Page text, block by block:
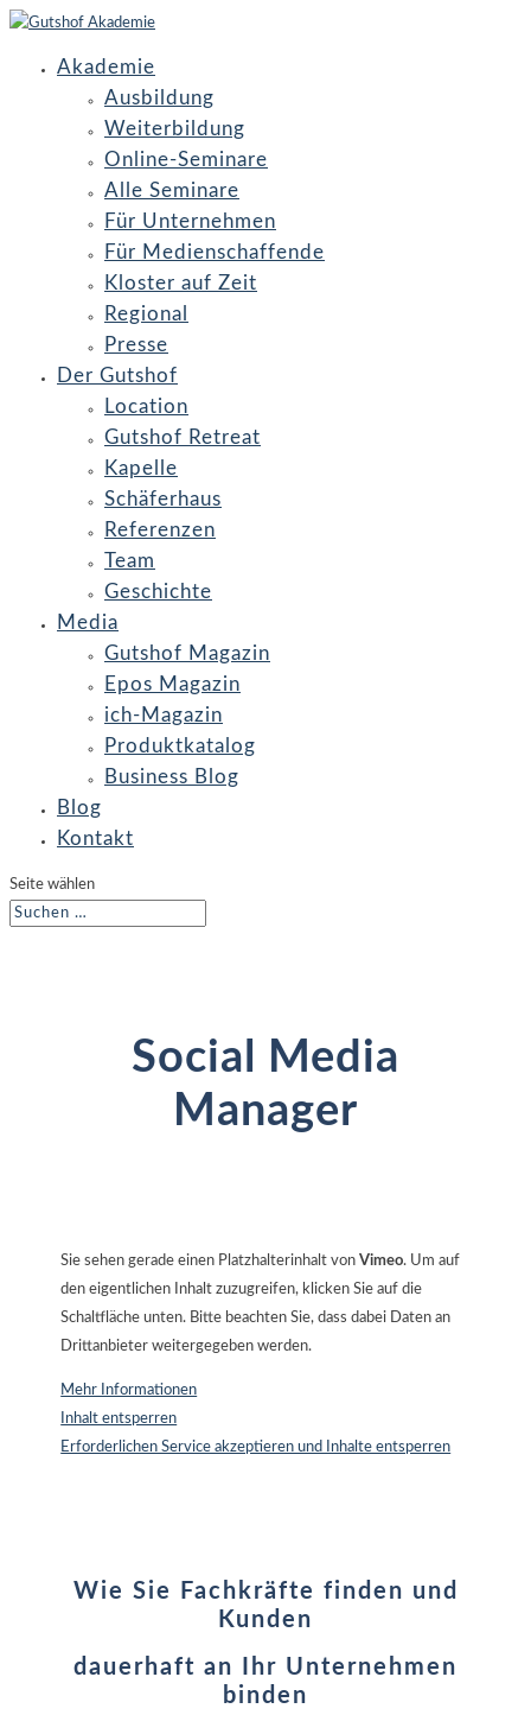
Akademie
Ausbildung
Weiterbildung
Online-Seminare
Alle Seminare
Für Unternehmen
Für Medienschaffende
Kloster auf Zeit
Regional
Presse
Der Gutshof
Location
Gutshof Retreat
Kapelle
Schäferhaus
Referenzen
Team
Geschichte
Media
Gutshof Magazin
Epos Magazin
ich-Magazin
Produktkatalog
Business Blog
Blog
Kontakt
Seite wählen
Social Media
Manager
Sie sehen gerade einen Platzhalterinhalt vonVimeo. Um auf
den eigentlichen Inhalt zuzugreifen, klicken Sie auf die
Schaltfläche unten. Bitte beachten Sie, dass dabei Daten an
Drittanbieter weitergegeben werden.
Mehr Informationen
Inhalt entsperren
Erforderlichen Service akzeptieren und Inhalte entsperren
Wie Sie Fachkräfte finden und
Kunden
dauerhaft an Ihr Unternehmen
binden